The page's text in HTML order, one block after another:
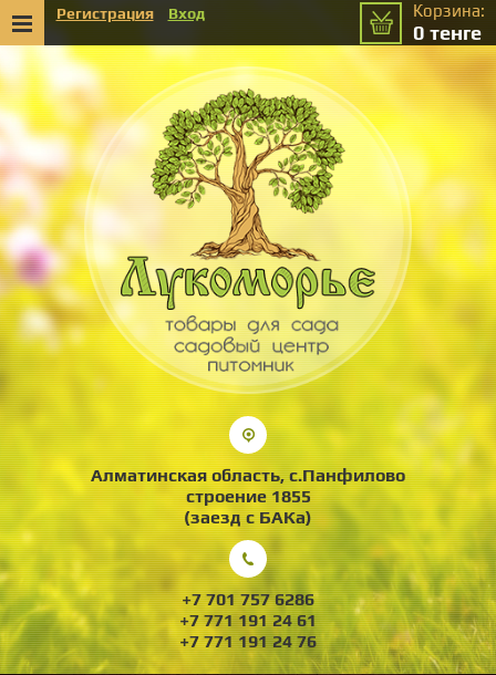
Корзина:
0 тенге
Регистрация Вход
Алматинская область, с.Панфилово
строение 1855
(заезд с БАКа)
+7 701 757 6286
+7 771 191 24 61
+7 771 191 24 76